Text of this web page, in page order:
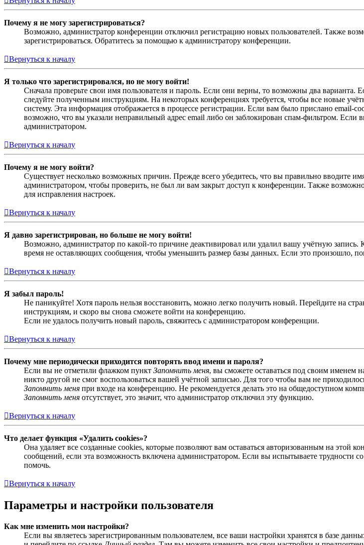
Почему я не могу зарегистрироваться?
Возможно, администратор конференции отключил регистрацию новых пользователей. Также
зарегистрироваться. Обратитесь за помощью к администратору конференции.
Вернуться к началу
Я только что зарегистрировался, но не могу войти!
Сначала проверьте свои имя пользователя и пароль. Если они верны, то возможны два
следуйте полученным инструкциям. На некоторых конференциях требуется, чтобы все новые
систему. Эта информация отображается в процессе регистрации. Если вам было прислано
возможно, что вы указали неправильный адрес email либо он заблокирован спам-фильтром. Если
администратором.
Вернуться к началу
Почему я не могу войти?
Существует несколько возможных причин. Прежде всего убедитесь, что вы правильно вводите
администратором, чтобы проверить, не был ли вам закрыт доступ к конференции. Также
для исправления настроек.
Вернуться к началу
Я давно зарегистрирован, но больше не могу войти!
Возможно, администратор по какой-то причине деактивировал или удалил вашу учётную
время не оставляющих сообщения, чтобы уменьшить размер базы данных. Если это произошло,
Вернуться к началу
Я забыл пароль!
Не паникуйте! Хотя пароль нельзя восстановить, можно легко получить новый. Перейдите на
инструкциям, и скоро вы снова сможете войти на конференцию.
Если не удалось получить новый пароль, свяжитесь с администратором конференции.
Вернуться к началу
Почему мне периодически приходится повторять ввод имени и пароля?
Если вы не отметили флажком пункт Запомнить меня, вы сможете оставаться под своим именем
никто другой не смог воспользоваться вашей учётной записью. Для того чтобы вам не
Запомнить меня при входе на конференцию. Не рекомендуется делать это на общедоступном
Запомнить меня отсутствует, это значит, что администратор отключил эту функцию.
Вернуться к началу
Что делает функция «Удалить cookies»?
Она удаляет все созданные cookies, которые позволяют вам оставаться авторизованным на
сообщений, если эта возможность включена администратором. Если вы испытываете
помочь.
Вернуться к началу
Параметры и настройки пользователя
Как мне изменить мои настройки?
Если вы являетесь зарегистрированным пользователем, все ваши настройки хранятся в базе